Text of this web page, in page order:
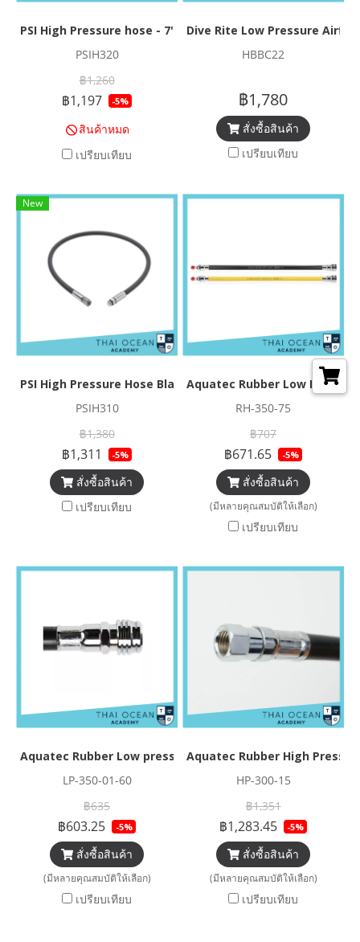
PSI High Pressure hose - 7"/18cm.
PSIH320
฿1,260
฿1,197 -5%
สินค้าหมด
เปรียบเทียบ
Dive Rite Low Pressure
HBBC22
฿1,780
สั่งซื้อสินค้า
เปรียบเทียบ
New
PSI High Pressure Hose Black 80cm
PSIH310
฿1,380
฿1,311 -5%
สั่งซื้อสินค้า
เปรียบเทียบ
Aquatec Rubber Low
RH-350-75
฿707
฿671.65 -5%
สั่งซื้อสินค้า
(มีหลายคุณสมบัติให้เลือก)
เปรียบเทียบ
Aquatec Rubber Low pressure Inflator Hose
LP-350-01-60
฿635
฿603.25 -5%
สั่งซื้อสินค้า
(มีหลายคุณสมบัติให้เลือก)
เปรียบเทียบ
Aquatec Rubber High
HP-300-15
฿1,351
฿1,283.45 -5%
สั่งซื้อสินค้า
(มีหลายคุณสมบัติให้เลือก)
เปรียบเทียบ